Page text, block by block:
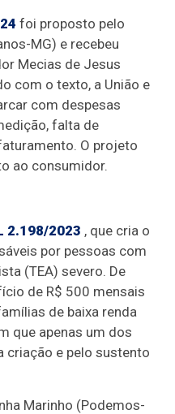
foi proposto pelo
MG) e recebeu
Mecias de Jesus
com o texto, a União e
com despesas
falta de
O projeto
ao consumidor.
2.198/2023 , que cria o
por pessoas com
(TEA) severo. De
de R$ 500 mensais
de baixa renda
que apenas um dos
criação e pelo sustento
Marinho (Podemos-